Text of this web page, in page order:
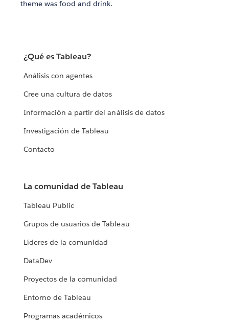
theme was food and drink.
¿Qué es Tableau?
Análisis con agentes
Cree una cultura de datos
Información a partir del análisis de datos
Investigación de Tableau
Contacto
La comunidad de Tableau
Tableau Public
Grupos de usuarios de Tableau
Líderes de la comunidad
DataDev
Proyectos de la comunidad
Entorno de Tableau
Programas académicos